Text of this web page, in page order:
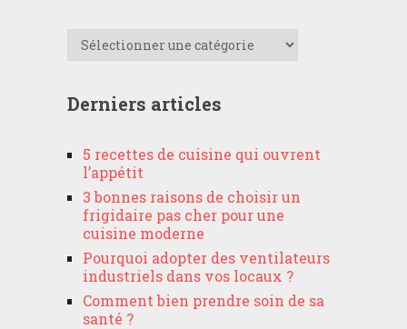
Catégories
Derniers articles
5 recettes de cuisine qui ouvrent
l’appétit
3 bonnes raisons de choisir un
frigidaire pas cher pour une
cuisine moderne
Pourquoi adopter des ventilateurs
industriels dans vos locaux ?
Comment bien prendre soin de sa
santé ?